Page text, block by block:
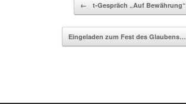
← t-Gespräch „Auf Bewährung“
Eingeladen zum Fest des Glaubens…